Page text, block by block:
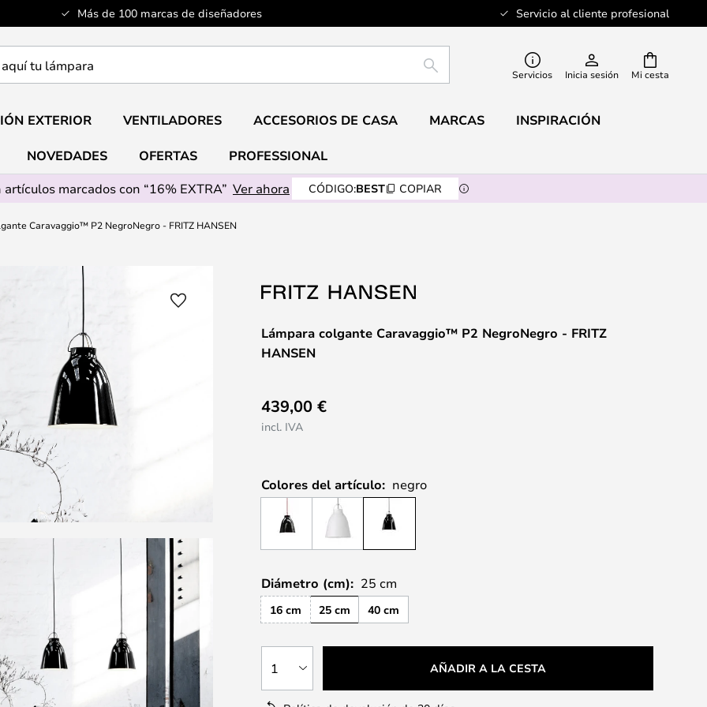
Más de 100 marcas de diseñadores Servicio al cliente profesional
Mi cesta
BUSCAR Servicios Inicia sesión
EXTERIOR VENTILADORES ACCESORIOS DE CASA MARCAS INSPIRACIÓN
NOVEDADES OFERTAS
PROFESSIONAL
artículos marcados con “16% EXTRA” Ver ahora CÓDIGO:BEST COPIAR
Caravaggio™ P2 NegroNegro - FRITZ HANSEN
Lámpara colgante Caravaggio™ P2 NegroNegro - FRITZ
HANSEN
439,00 €
incl. IVA
Colores del artículo: negro
Diámetro (cm): 25 cm
16 cm 25 cm 40 cm
1 AÑADIR A LA CESTA